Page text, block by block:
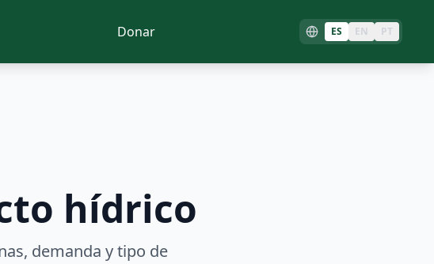
Donar ES EN PT
hídrico
demanda y tipo de